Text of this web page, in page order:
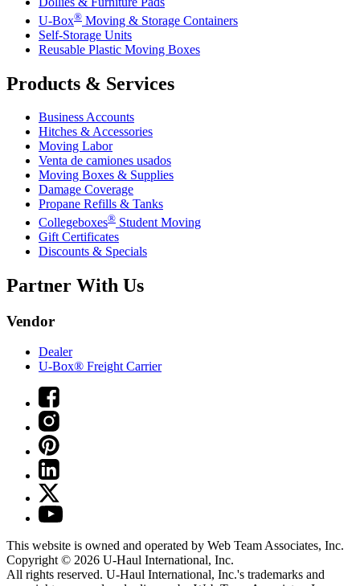
U-Box® Moving & Storage Containers
Self-Storage Units
Reusable Plastic Moving Boxes
Products & Services
Business Accounts
Hitches & Accessories
Moving Labor
Venta de camiones usados
Moving Boxes & Supplies
Damage Coverage
Propane Refills & Tanks
Collegeboxes® Student Moving
Gift Certificates
Discounts & Specials
Partner With Us
Vendor
Dealer
U-Box® Freight Carrier
This website is owned and operated by Web Team Associates, Inc.
Copyright © 2026 U-Haul International, Inc.
All rights reserved. U-Haul International, Inc.'s trademarks and